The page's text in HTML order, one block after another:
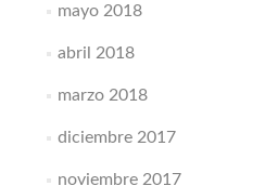
mayo 2018
abril 2018
marzo 2018
diciembre 2017
noviembre 2017